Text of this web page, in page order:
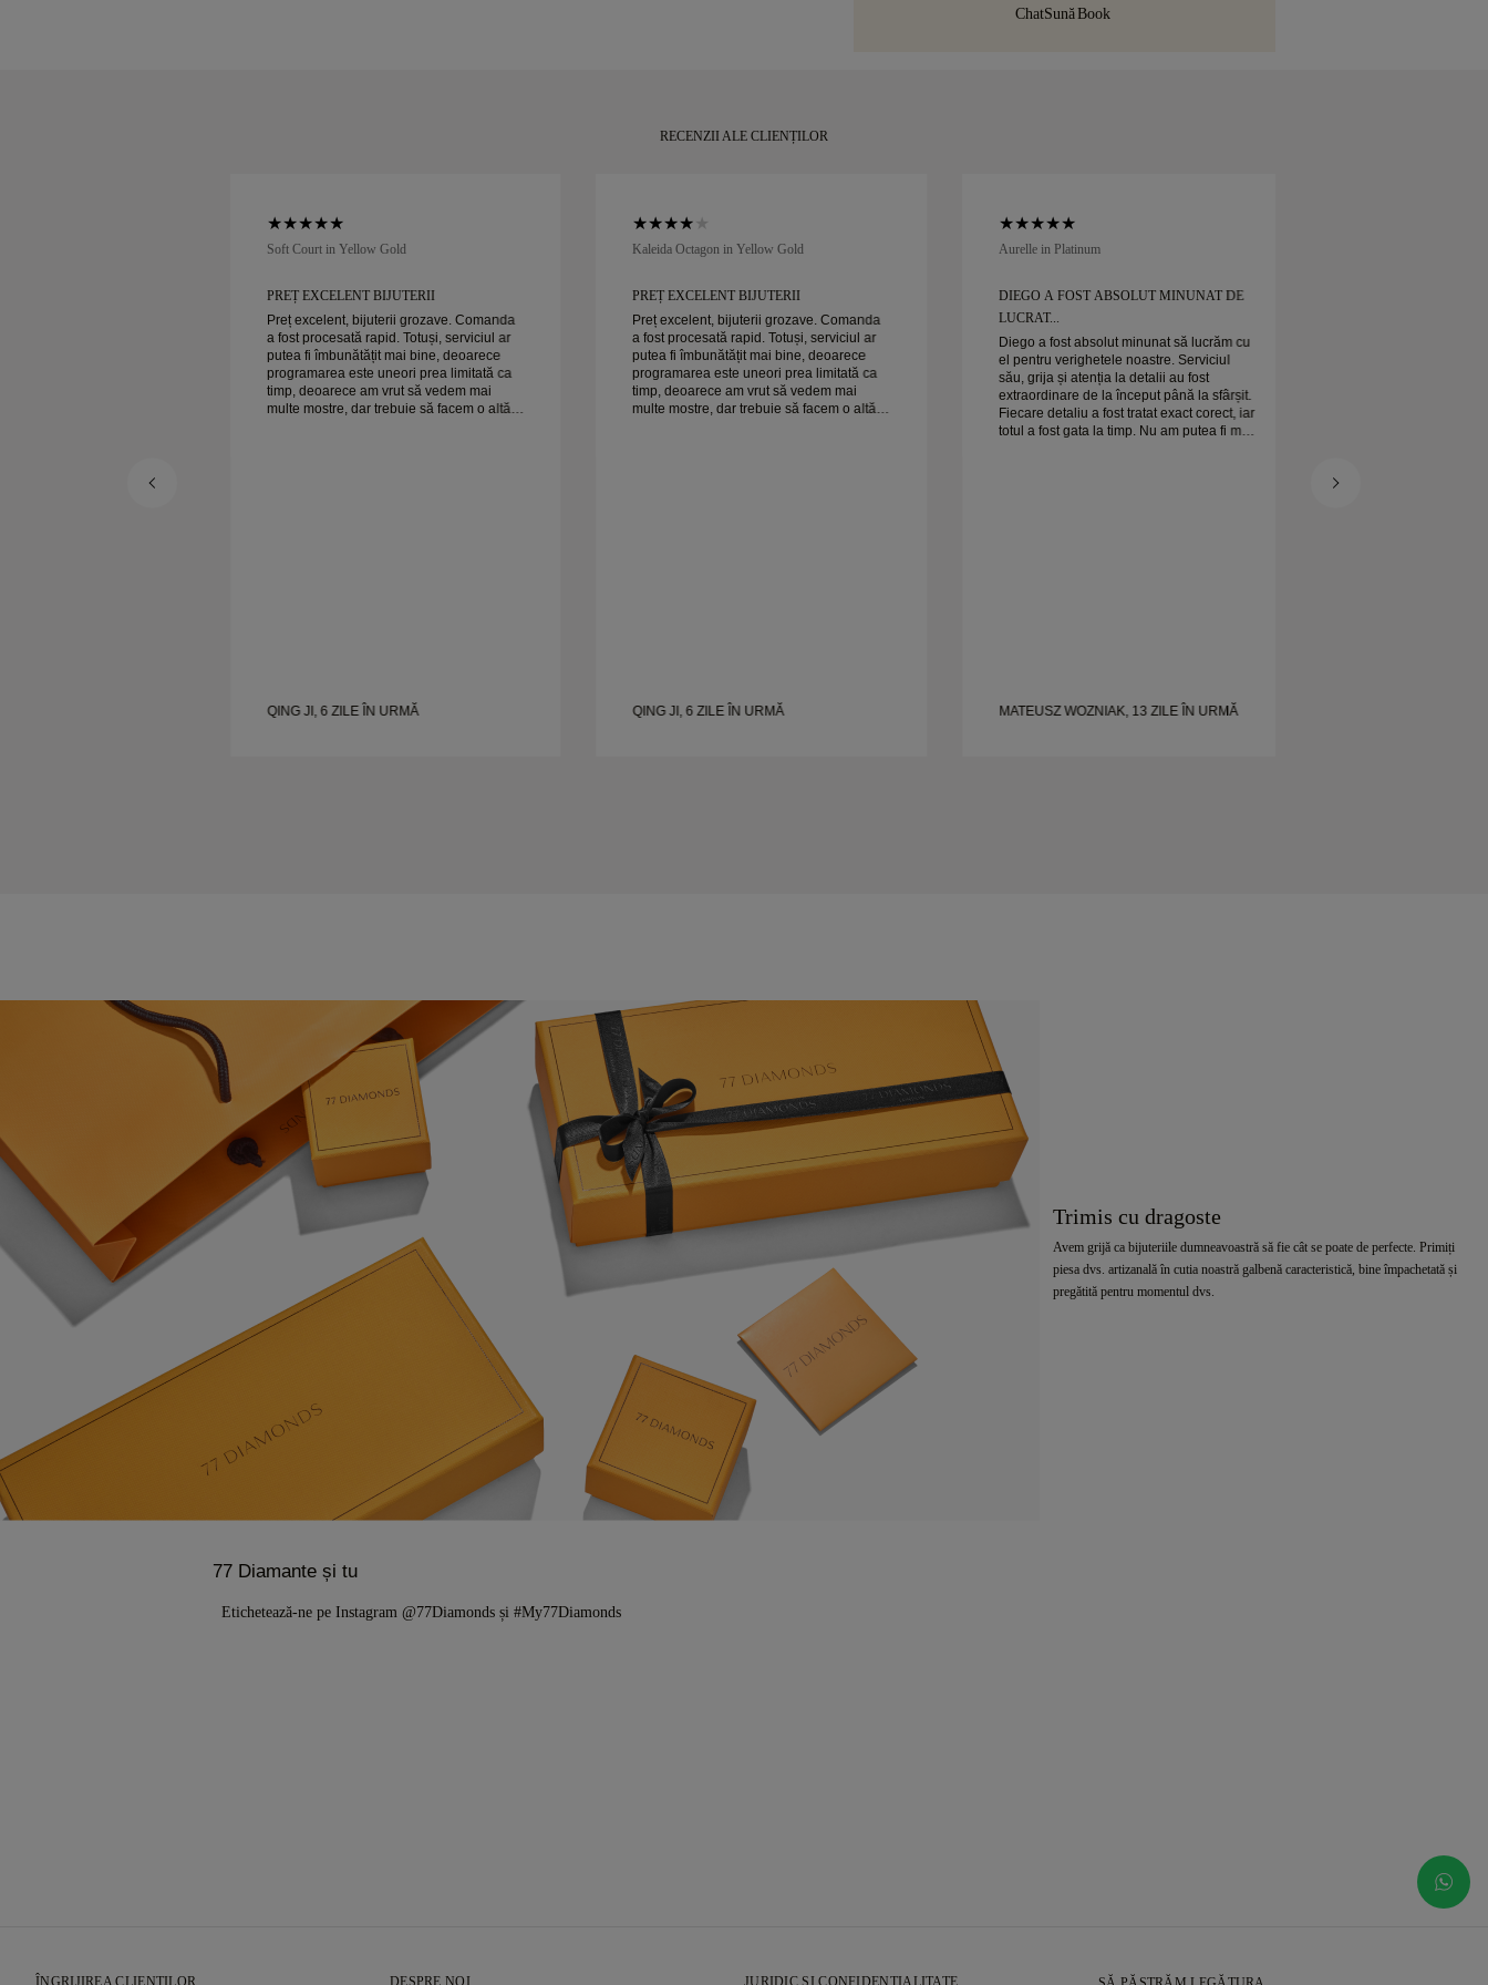
ChatSunăBook
RECENZII ALE CLIENȚILOR
Soft Court in Yellow Gold
PREȚ EXCELENT BIJUTERII
Preț excelent, bijuterii grozave. Comanda
a fost procesată rapid. Totuși, serviciul ar
putea fi îmbunătățit mai bine, deoarece
programarea este uneori prea limitată ca
timp, deoarece am vrut să vedem mai
multe mostre, dar trebuie să facem o altă
QING JI, 6 ZILE ÎN URMĂ
Kaleida Octagon in Yellow Gold
PREȚ EXCELENT BIJUTERII
Preț excelent, bijuterii grozave. Comanda
a fost procesată rapid. Totuși, serviciul ar
putea fi îmbunătățit mai bine, deoarece
programarea este uneori prea limitată ca
timp, deoarece am vrut să vedem mai
multe mostre, dar trebuie să facem o altă
QING JI, 6 ZILE ÎN URMĂ
Aurelle in Platinum
DIEGO A FOST ABSOLUT MINUNAT DE
LUCRAT...
Diego a fost absolut minunat să lucrăm cu
el pentru verighetele noastre. Serviciul
său, grija și atenția la detalii au fost
extraordinare de la început până la sfârșit.
Fiecare detaliu a fost tratat exact corect, iar
totul a fost gata la timp. Nu am putea fi mai
MATEUSZ WOZNIAK, 13 ZILE ÎN URMĂ
Trimis cu dragoste
Avem grijă ca bijuteriile dumneavoastră să fie cât se poate de perfecte. Primiți
piesa dvs. artizanală în cutia noastră galbenă caracteristică, bine împachetată și
pregătită pentru momentul dvs.
77 Diamante și tu
Etichetează-ne pe Instagram @77Diamonds și #My77Diamonds